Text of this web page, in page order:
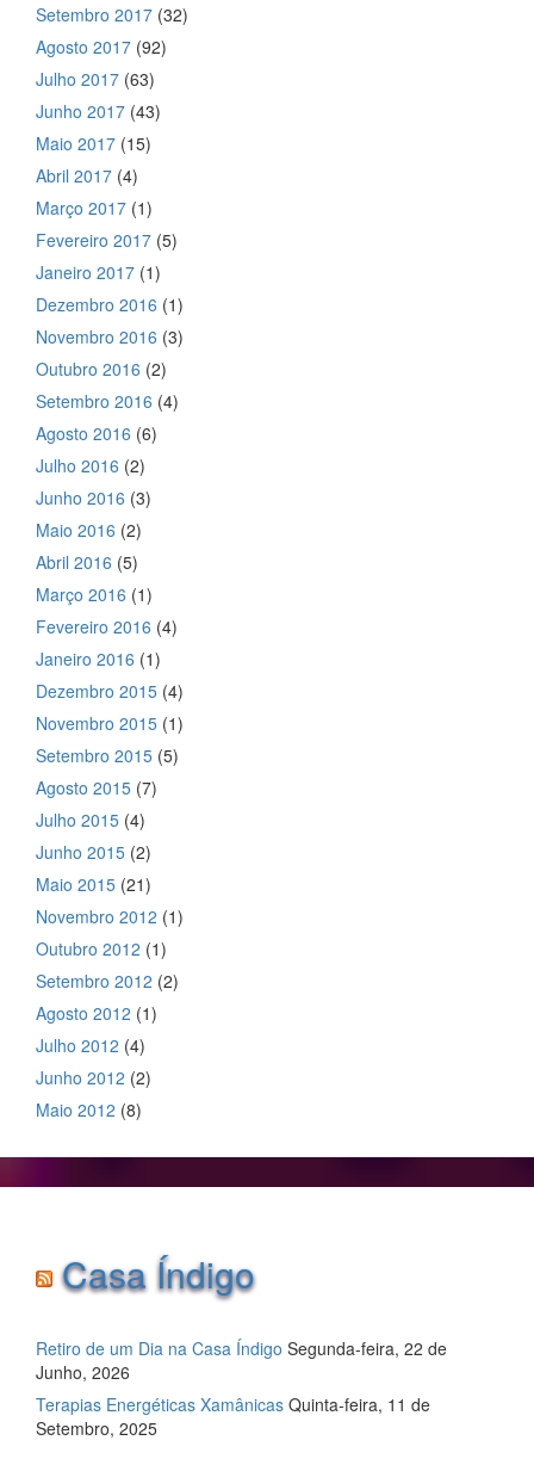
Setembro 2017 (32)
Agosto 2017 (92)
Julho 2017 (63)
Junho 2017 (43)
Maio 2017 (15)
Abril 2017 (4)
Março 2017 (1)
Fevereiro 2017 (5)
Janeiro 2017 (1)
Dezembro 2016 (1)
Novembro 2016 (3)
Outubro 2016 (2)
Setembro 2016 (4)
Agosto 2016 (6)
Julho 2016 (2)
Junho 2016 (3)
Maio 2016 (2)
Abril 2016 (5)
Março 2016 (1)
Fevereiro 2016 (4)
Janeiro 2016 (1)
Dezembro 2015 (4)
Novembro 2015 (1)
Setembro 2015 (5)
Agosto 2015 (7)
Julho 2015 (4)
Junho 2015 (2)
Maio 2015 (21)
Novembro 2012 (1)
Outubro 2012 (1)
Setembro 2012 (2)
Agosto 2012 (1)
Julho 2012 (4)
Junho 2012 (2)
Maio 2012 (8)
Casa Índigo
Retiro de um Dia na Casa Índigo Segunda-feira, 22 de
Junho, 2026
Terapias Energéticas Xamânicas Quinta-feira, 11 de
Setembro, 2025